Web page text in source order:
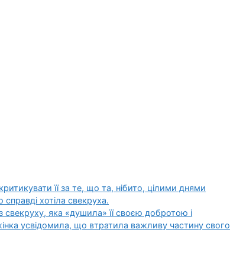
її за те, що та, нібито, цілими днями
хотіла свекруха.
свекруху, яка «душила» її своєю добротою і
усвідомила, що втратила важливу частину свого